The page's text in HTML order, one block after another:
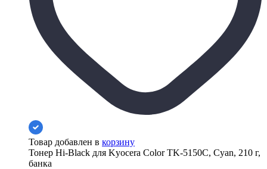
Товар добавлен в корзину
Тонер Hi-Black для Kyocera Color TK-5150C, Сyan, 210 г,
банка